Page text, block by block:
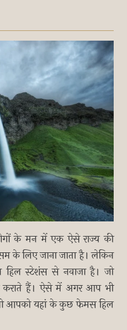
के मन में एक ऐसे राज्य की
के लिए जाना जाता है। लेकिन
हिल स्टेशंस से नवाजा है। जो
हैं। ऐसे में अगर आप भी
आपको यहां के कुछ फेमस हिल